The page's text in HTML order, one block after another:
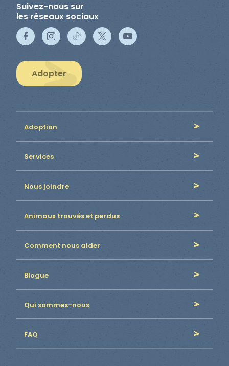
Suivez-nous sur
les réseaux sociaux
Adopter
Adoption
Services
Nous joindre
Animaux trouvés et perdus
Comment nous aider
Blogue
Qui sommes-nous
FAQ